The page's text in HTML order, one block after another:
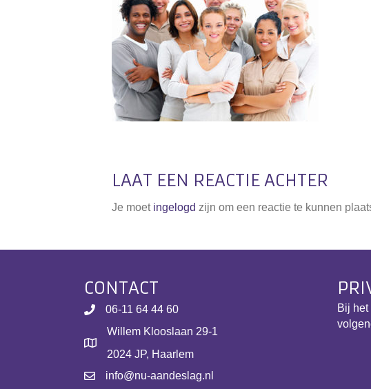
LAAT EEN REACTIE ACHTER
Je moet ingelogd zijn om een reactie te kunnen
CONTACT
06-11 64 44 60
Willem Klooslaan 29-1
2024 JP, Haarlem
info@nu-aandeslag.nl
Bij